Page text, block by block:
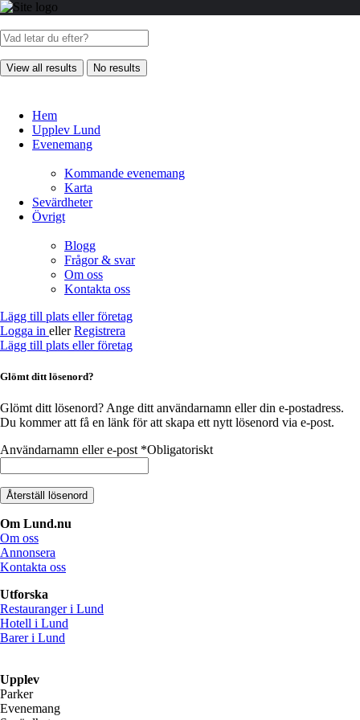
View all results No results
Hem
Upplev Lund
Evenemang
Kommande evenemang
Karta
Sevärdheter
Övrigt
Blogg
Frågor & svar
Om oss
Kontakta oss
Lägg till plats eller företag
Logga in eller Registrera
Lägg till plats eller företag
Glömt ditt lösenord?
Glömt ditt lösenord? Ange ditt användarnamn eller din e-postadress.
Du kommer att få en länk för att skapa ett nytt lösenord via e-post.
Användarnamn eller e-post *Obligatoriskt
Återställ lösenord
Om Lund.nu
Om oss
Annonsera
Kontakta oss
Utforska
Restauranger i Lund
Hotell i Lund
Barer i Lund
Upplev
Parker
Evenemang